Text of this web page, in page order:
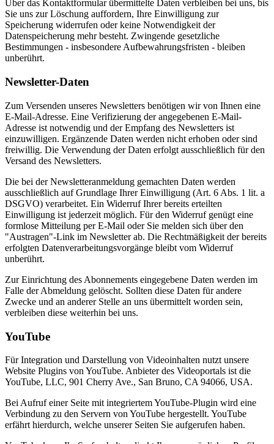
Über das Kontaktformular übermittelte Daten verbleiben bei uns, bis
Sie uns zur Löschung auffordern, Ihre Einwilligung zur
Speicherung widerrufen oder keine Notwendigkeit der
Datenspeicherung mehr besteht. Zwingende gesetzliche
Bestimmungen - insbesondere Aufbewahrungsfristen - bleiben
unberührt.
Newsletter-Daten
Zum Versenden unseres Newsletters benötigen wir von Ihnen eine
E-Mail-Adresse. Eine Verifizierung der angegebenen E-Mail-
Adresse ist notwendig und der Empfang des Newsletters ist
einzuwilligen. Ergänzende Daten werden nicht erhoben oder sind
freiwillig. Die Verwendung der Daten erfolgt ausschließlich für den
Versand des Newsletters.
Die bei der Newsletteranmeldung gemachten Daten werden
ausschließlich auf Grundlage Ihrer Einwilligung (Art. 6 Abs. 1 lit. a
DSGVO) verarbeitet. Ein Widerruf Ihrer bereits erteilten
Einwilligung ist jederzeit möglich. Für den Widerruf genügt eine
formlose Mitteilung per E-Mail oder Sie melden sich über den
"Austragen"-Link im Newsletter ab. Die Rechtmäßigkeit der bereits
erfolgten Datenverarbeitungsvorgänge bleibt vom Widerruf
unberührt.
Zur Einrichtung des Abonnements eingegebene Daten werden im
Falle der Abmeldung gelöscht. Sollten diese Daten für andere
Zwecke und an anderer Stelle an uns übermittelt worden sein,
verbleiben diese weiterhin bei uns.
YouTube
Für Integration und Darstellung von Videoinhalten nutzt unsere
Website Plugins von YouTube. Anbieter des Videoportals ist die
YouTube, LLC, 901 Cherry Ave., San Bruno, CA 94066, USA.
Bei Aufruf einer Seite mit integriertem YouTube-Plugin wird eine
Verbindung zu den Servern von YouTube hergestellt. YouTube
erfährt hierdurch, welche unserer Seiten Sie aufgerufen haben.